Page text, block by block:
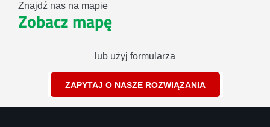
Znajdź nas na mapie
Zobacz mapę
lub użyj formularza
ZAPYTAJ O NASZE ROZWIĄZANIA